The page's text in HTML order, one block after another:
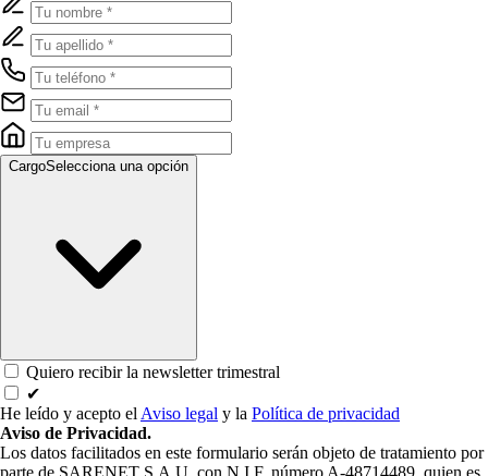
CargoSelecciona una opción
Quiero recibir la newsletter trimestral
✔
He leído y acepto el Aviso legal y la Política de privacidad
Aviso de Privacidad.
Los datos facilitados en este formulario serán objeto de tratamiento por
parte de SARENET S.A.U. con N.I.F. número A-48714489, quien es